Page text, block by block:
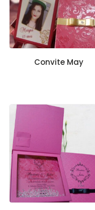
Convite May